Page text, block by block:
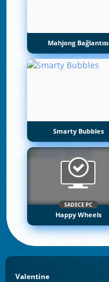
Mahjong Bağlantısı
Smarty Bubbles
SADECE PC
Happy Wheels
Valentine